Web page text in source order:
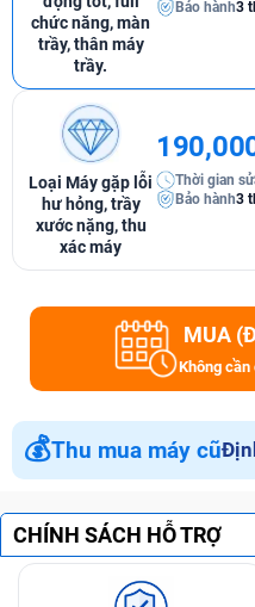
chức năng, màn
trầy, thân máy
trầy.
Bảo hành3
Loại Máy gặp lỗi
hư hỏng, trầy
xước nặng, thu
xác máy
Thời gian
Bảo hành3
MUA
Không cần
💰Thu mua máy cũ
CHÍNH SÁCH HỖ TRỢ